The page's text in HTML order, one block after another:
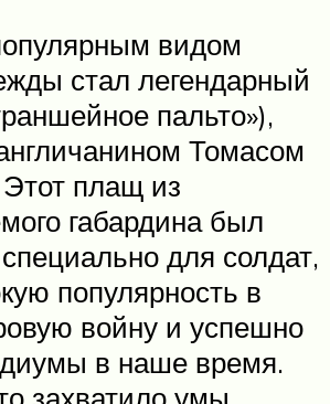
видом
стал легендарный
пальто»),
Томасом
плащ из
габардина был
для солдат,
популярность в
войну и успешно
в наше время.